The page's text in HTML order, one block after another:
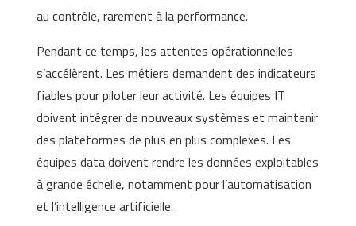
au contrôle, rarement à la performance.
Pendant ce temps, les attentes opérationnelles
s’accélèrent. Les métiers demandent des indicateurs
fiables pour piloter leur activité. Les équipes IT
doivent intégrer de nouveaux systèmes et maintenir
des plateformes de plus en plus complexes. Les
équipes data doivent rendre les données exploitables
à grande échelle, notamment pour l’automatisation
et l’intelligence artificielle.